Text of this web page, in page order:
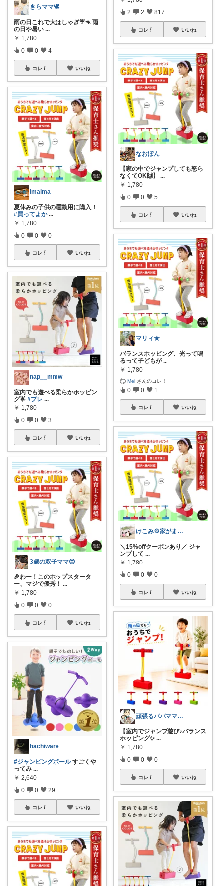
きらママ🕊
雨の日これで大はしゃぎ☔🦘 雨
の日や暑い ...
￥ 1,780
0 0 4
コレ いいね
imaima
夏休みの子供の運動用に購入！
#買ってよか ...
￥ 1,780
0 0 0
コレ いいね
nap__mmw
室内でも遊べる柔らかホッピン
グ🌟 #プレ ...
￥ 1,780
0 0 3
コレ いいね
3歳の双子ママ😍
🎉わー！このホップスタータ
ー、マジで優秀！ ...
￥ 1,780
0 0 0
コレ いいね
hachiware
#ジャンピングボールすごくや
ってみ ...
￥ 2,640
0 0 29
コレ いいね
2 2 817
コレ いいね
なおぽん
【家の中でジャンプしても怒ら
なくてOK🙌】
...
￥ 1,780
0 0 5
コレ いいね
マリィ★
バランスホッピング、光って鳴
るって子どもが ...
￥ 1,780
Mei さんのコレ！
0 0 1
コレ いいね
けこみ💠家がまわる暮らしのアイテム図鑑
＼15%offクーポンあり／ ジャ
ンプして ...
￥ 1,780
0 0 0
コレ いいね
頑張るパパママ応援隊@育児・子供用品紹介
【室内でジャンプ遊び♪バランス
ホッピング✨ ...
￥ 1,780
0 0 0
コレ いいね